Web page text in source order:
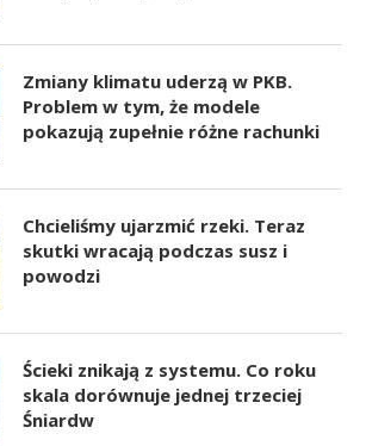
Zmiany klimatu uderzą w PKB.
Problem w tym, że modele
pokazują zupełnie różne rachunki
Chcieliśmy ujarzmić rzeki. Teraz
skutki wracają podczas susz i
powodzi
Ścieki znikają z systemu. Co roku
skala dorównuje jednej trzeciej
Śniardw